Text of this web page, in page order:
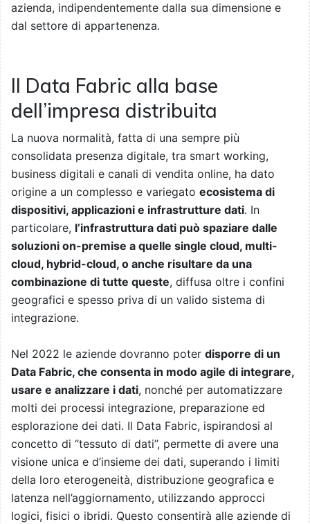
azienda, indipendentemente dalla sua dimensione e
dal settore di appartenenza.
Il Data Fabric alla base
dell’impresa distribuita
La nuova normalità, fatta di una sempre più
consolidata presenza digitale, tra smart working,
business digitali e canali di vendita online, ha dato
origine a un complesso e variegato ecosistema di
dispositivi, applicazioni e infrastrutture dati. In
particolare, l’infrastruttura dati può spaziare dalle
soluzioni on-premise a quelle single cloud, multi-
cloud, hybrid-cloud, o anche risultare da una
combinazione di tutte queste, diffusa oltre i confini
geografici e spesso priva di un valido sistema di
integrazione.
Nel 2022 le aziende dovranno poter disporre di un
Data Fabric, che consenta in modo agile di integrare,
usare e analizzare i dati, nonché per automatizzare
molti dei processi integrazione, preparazione ed
esplorazione dei dati. Il Data Fabric, ispirandosi al
concetto di “tessuto di dati”, permette di avere una
visione unica e d’insieme dei dati, superando i limiti
della loro eterogeneità, distribuzione geografica e
latenza nell’aggiornamento, utilizzando approcci
logici, fisici o ibridi. Questo consentirà alle aziende di